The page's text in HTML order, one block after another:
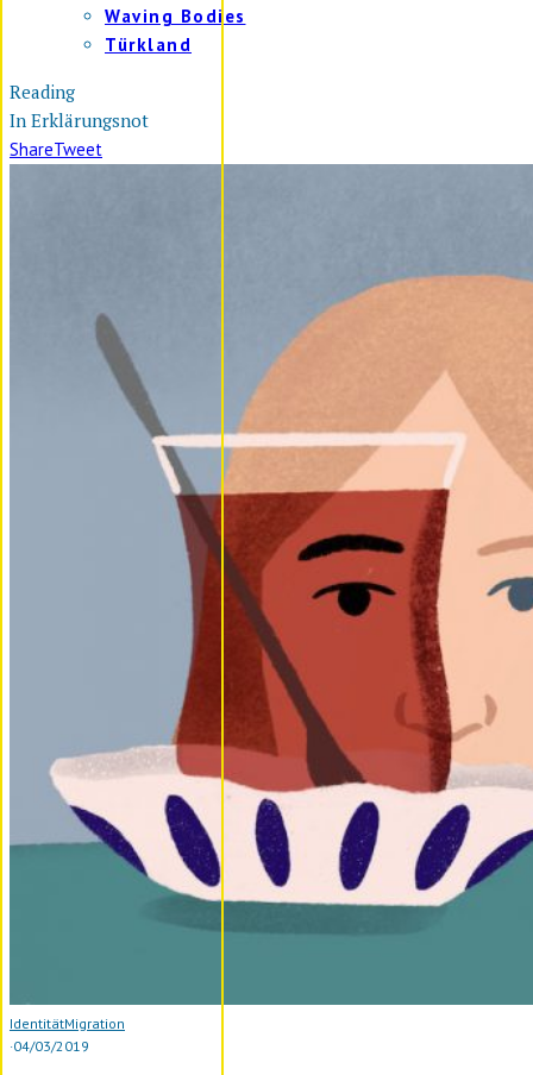
Waving Bodies
Türkland
Reading
In Erklärungsnot
ShareTweet
IdentitätMigration
·04/03/2019